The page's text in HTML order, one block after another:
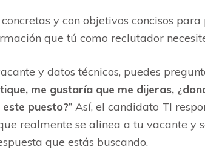
y con objetivos concisos
que tú como reclutador
y datos técnicos, puedes
me gustaría que me dijeras,
puesto?” Así, el candidato TI
realmente se alinea a tu vacante y
que estás buscando.